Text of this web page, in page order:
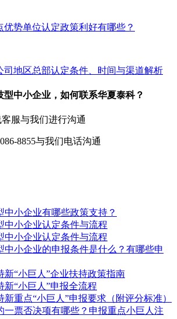
势单位认定政策利好有哪些？
司地区总部认定条件、时间与渠道解析
中小企业，如何联系华夏泰科？
服与我们进行沟通
8855与我们电话沟通
中小企业有哪些政策支持？
中小企业认定条件与流程
中小企业认定条件与流程
中小企业的申报条件是什么？有哪些申
新“小巨人”企业扶持政策指南
新“小巨人”申报全流程
新重点“小巨人”申报要求（附评分标准）
一票否决项有哪些？申报重点小巨人注